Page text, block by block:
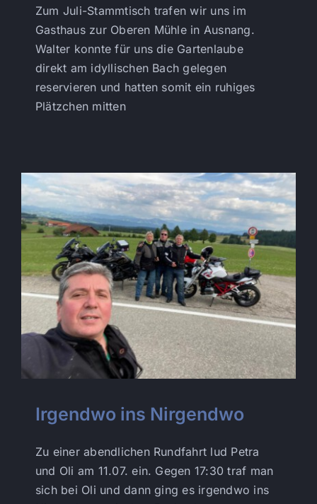
Zum Juli-Stammtisch trafen wir uns im
Gasthaus zur Oberen Mühle in Ausnang.
Walter konnte für uns die Gartenlaube
direkt am idyllischen Bach gelegen
reservieren und hatten somit ein ruhiges
Plätzchen mitten
Irgendwo ins Nirgendwo
Zu einer abendlichen Rundfahrt lud Petra
und Oli am 11.07. ein. Gegen 17:30 traf man
sich bei Oli und dann ging es irgendwo ins